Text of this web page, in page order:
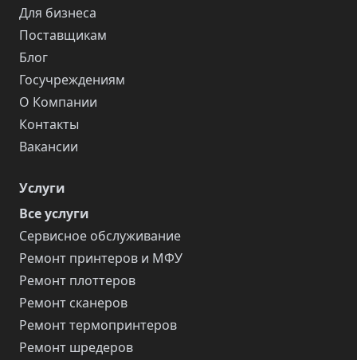
Для бизнеса
Поставщикам
Блог
Госучреждениям
О Компании
Контакты
Вакансии
Услуги
Все услуги
Сервисное обслуживание
Ремонт принтеров и МФУ
Ремонт плоттеров
Ремонт сканеров
Ремонт термопринтеров
Ремонт шредеров